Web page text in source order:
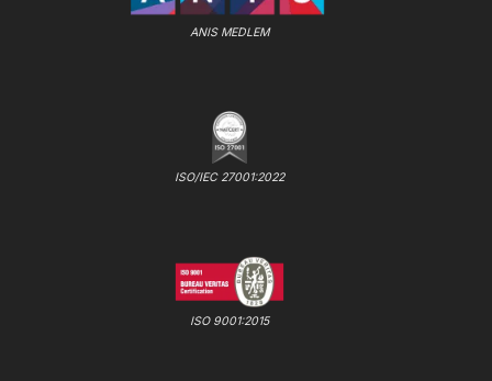
ANIS MEDLEM
ISO/IEC 27001:2022
ISO 9001:2015